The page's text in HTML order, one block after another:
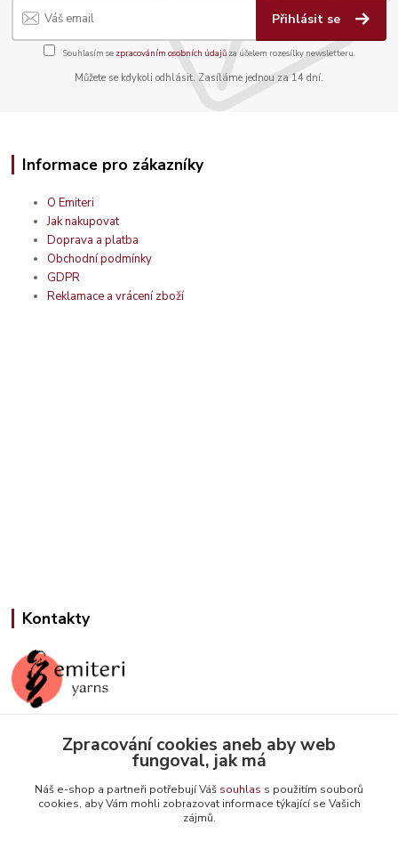
Přihlásit se
Souhlasím se zpracováním osobních údajůza účelem rozesílky newsletteru.
Můžete se kdykoli odhlásit. Zasíláme jednou za 14 dní.
Informace pro zákazníky
O Emiteri
Jak nakupovat
Doprava a platba
Obchodní podmínky
GDPR
Reklamace a vrácení zboží
Kontakty
Jana Slámová
+420 608 507 824
info@emiteriyarns.cz
Zpracování cookies aneb aby web
fungoval, jak má
Náš e-shop a partneři potřebují Váš souhlas s použitím souborů
cookies, aby Vám mohli zobrazovat informace týkající se Vašich
zájmů.